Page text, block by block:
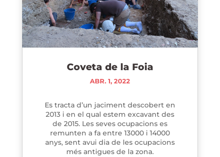
Coveta de la Foia
ABR. 1, 2022
Es tracta d’un jaciment descobert en
2013 i en el qual estem excavant des
de 2015. Les seves ocupacions es
remunten a fa entre 13000 i 14000
anys, sent avui dia de les ocupacions
més antigues de la zona.